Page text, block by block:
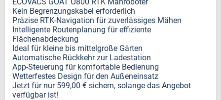
Kein Begrenzungskabel erforderlich
Präzise RTK-Navigation für zuverlässiges Mähen
Intelligente Routenplanung für effiziente
Flächenabdeckung
Ideal für kleine bis mittelgroße Gärten
Automatische Rückkehr zur Ladestation
App-Steuerung für komfortable Bedienung
Wetterfestes Design für den Außeneinsatz
Jetzt für nur 599,00 € sichern, solange das Angebot
verfügbar ist!